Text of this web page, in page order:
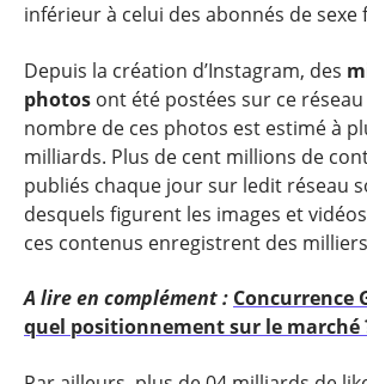
inférieur à celui des abonnés de sexe
Depuis la création d’Instagram, des
photos ont été postées sur ce réseau
nombre de ces photos est estimé à
milliards. Plus de cent millions de
publiés chaque jour sur ledit réseau
desquels figurent les images et
ces contenus enregistrent des
A lire en complément : Concurrence
quel positionnement sur le marché